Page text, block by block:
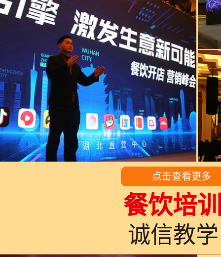
点击查看更多
餐饮培
诚信教